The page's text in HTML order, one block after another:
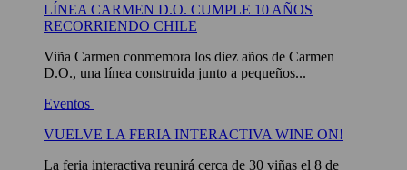
LÍNEA CARMEN D.O. CUMPLE 10 AÑOS
RECORRIENDO CHILE
Viña Carmen conmemora los diez años de Carmen
D.O., una línea construida junto a pequeños...
Eventos
VUELVE LA FERIA INTERACTIVA WINE ON!
La feria interactiva reunirá cerca de 30 viñas el 8 de